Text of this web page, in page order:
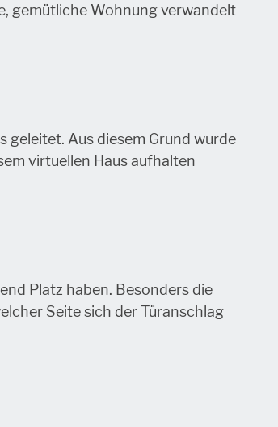
gemütliche Wohnung verwandelt
geleitet. Aus diesem Grund wurde
virtuellen Haus aufhalten
Platz haben. Besonders die
Seite sich der Türanschlag